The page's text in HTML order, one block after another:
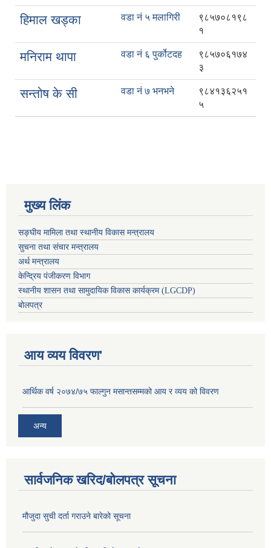
हिमाल खड्का वडा नं ५ मलागिरी
९८५७०८१९८
१
मनिराम थापा वडा नं ६ पुर्कोटदह
९८५७०६१७४
३
सन्तोष के सी वडा नं ७ भनभने
९८४१३६२५१
५
मुख्य लिंक
सङ्घीय मामिला तथा स्थानीय विकास मन्त्रालय
सुचना तथा संचार मन्त्रालय
अर्थ मन्त्रालय
केन्द्रिय पंजीकरण विभाग
स्थानीय शासन तथा सामुदायिक विकास कार्यक्रम (LGCDP)
बोलपत्र
आय व्यय विवरण'
आर्थिक वर्ष २०७४/७५ फाल्गुन मसान्तसम्मको आय र व्यय को विवरण
अन्य
सार्वजनिक खरिद/बोलपत्र सूचना
मौजुदा सुची दर्ता गराउने बारेको सूचना